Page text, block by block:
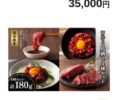
に出荷予定(土日祝除く)》
35,000円